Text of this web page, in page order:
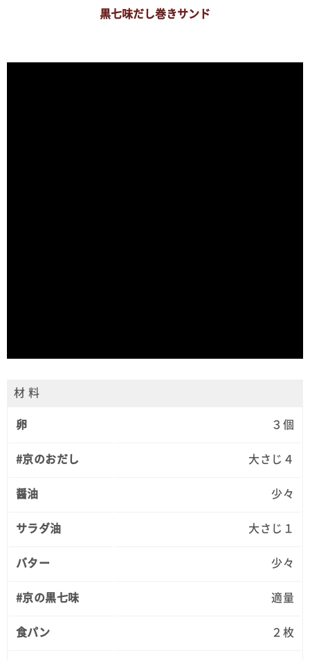
黒七味だし巻きサンド
材 料
卵 ３個
#京のおだし 大さじ４
醤油 少々
サラダ油 大さじ１
バター 少々
#京の黒七味 適量
食パン ２枚